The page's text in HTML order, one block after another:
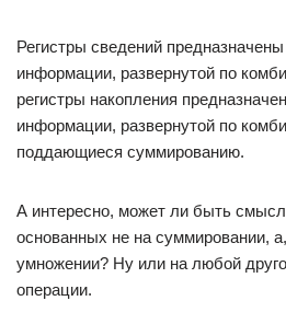
Регистры сведений
информации, развернутой по
регистры накопления
информации, развернутой по
поддающиеся суммированию.
А интересно, может ли быть смысл
основанных не на суммировании,
умножении? Ну или на любой
операции.